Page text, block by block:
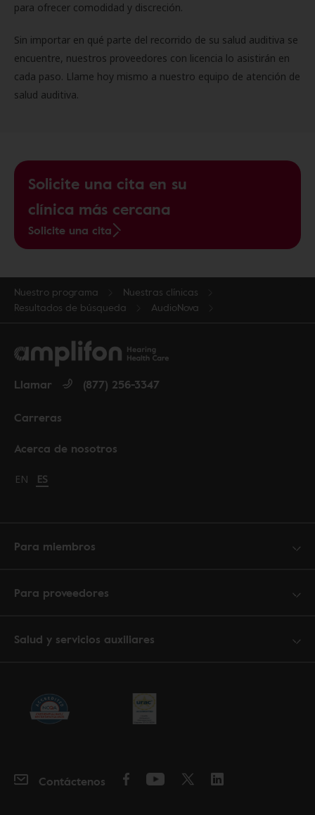
para ofrecer comodidad y discreción.
Sin importar en qué parte del recorrido de su salud auditiva se
encuentre, nuestros proveedores con licencia lo asistirán en
cada paso. Llame hoy mismo a nuestro equipo de atención de
salud auditiva.
Solicite una cita en su
clínica más cercana
Solicite una cita
Nuestro programa
Nuestras clínicas
Resultados de búsqueda
AudioNova
Acerca de nosotros
Carreras
Llamar (877) 256-3347
Change language to English
EN Cambiar idioma a español
ES
Para miembros
Para proveedores
Salud y servicios auxiliares
Contáctenos